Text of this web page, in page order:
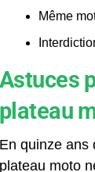
Même
Astuces
plateau
En quinze ans
plateau moto